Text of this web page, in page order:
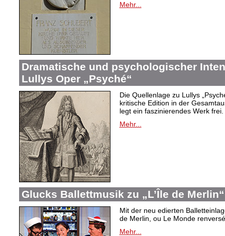
Mehr...
Dramatische und psychologischer
Lullys Oper „Psyché“
Die Quellenlage zu Lullys
kritische Edition in der
legt ein faszinierendes Werk frei.
Mehr...
Glucks Ballettmusik zu „L’Île de Merlin“
Mit der neu edierten
de Merlin, ou Le Monde
Mehr...